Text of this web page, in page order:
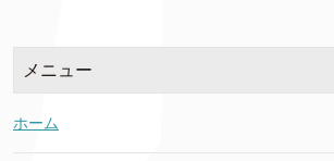
メニュー
ホーム